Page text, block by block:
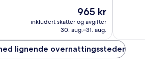
Prisen
er
965 kr
965 kr
inkludert skatter og avgifter
30. aug.–31. aug.
lignende overnattingssteder